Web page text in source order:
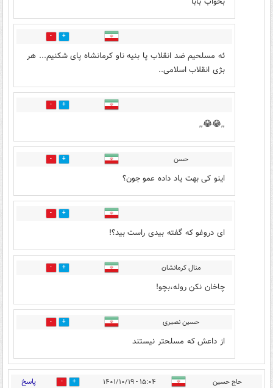
0
ئه مسلحیم ضد انقلاب پا بنیه ناو کرمانشاه پای شکنیم... هر
بژی انقلاب اسلامی..
0
,,😂😂,,
حسن 0
اینو کی بهت یاد داده عمو جون؟
0
ای دروغو که گفته بیدی راست بید؟!
منال کرمانشان 0
چاخان نکن روله،بچو!
حسین نصیری 0
از داعش که مسلحتر نیستند
حاج حسین ۱۵:۰۴ - ۱۴۰۱/۱۰/۱۹ 19 پاسخ